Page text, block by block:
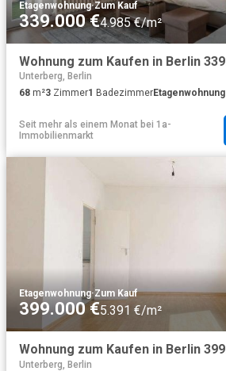
Etagenwohnung·Zum Kauf
339.000 €4.985 €/m²
Unterberg, Berlin
68 m²3 Zimmer1 BadezimmerEtagenwohnung
Seit mehr als einem Monat bei 1a-
Immobilienmarkt
Etagenwohnung·Zum Kauf
399.000 €5.391 €/m²
Unterberg, Berlin